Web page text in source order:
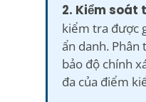
2. Kiểm soát
kiểm tra được
ẩn danh. Phân
bảo độ chính
đa của điểm